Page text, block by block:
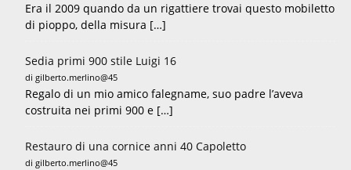
Era il 2009 quando da un rigattiere trovai questo mobiletto
di pioppo, della misura […]
Sedia primi 900 stile Luigi 16
di gilberto.merlino@45
Regalo di un mio amico falegname, suo padre l’aveva
costruita nei primi 900 e […]
Restauro di una cornice anni 40 Capoletto
di gilberto.merlino@45